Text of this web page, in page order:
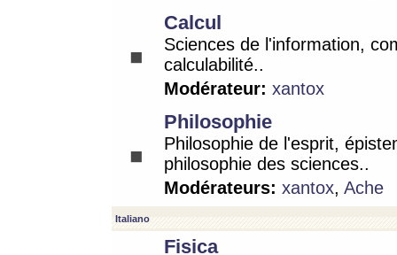
Calcul
Sciences de l'information,
calculabilité..
Modérateur: xantox
Philosophie
Philosophie de l'esprit,
philosophie des sciences..
Modérateurs: xantox, Ache
Italiano
Fisica